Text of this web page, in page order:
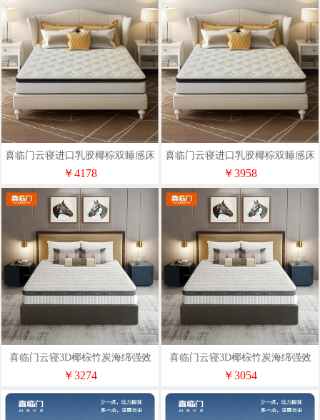
喜临门云寝进口乳胶椰棕双睡感床
垫（180*200cm）
￥4178
喜临门云寝进口乳胶椰棕双睡感床
垫（150*200cm）
￥3958
喜临门云寝3D椰棕竹炭海绵强效
护脊床垫（180*200cm）
￥3274
喜临门云寝3D椰棕竹炭海绵强效
护脊床垫（150*200cm）
￥3054